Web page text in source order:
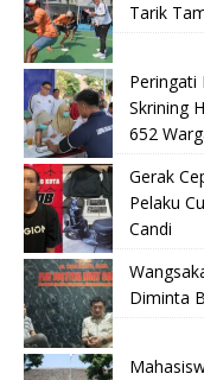
Tarik
Peringati
Skrining
652
Gerak
Pelaku
Candi
Diminta